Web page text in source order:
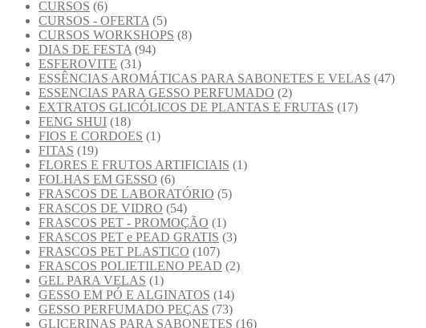
CURSOS (6)
CURSOS - OFERTA (5)
CURSOS WORKSHOPS (8)
DIAS DE FESTA (94)
ESFEROVITE (31)
ESSÊNCIAS AROMÁTICAS PARA SABONETES E VELAS (47)
ESSENCIAS PARA GESSO PERFUMADO (2)
EXTRATOS GLICÓLICOS DE PLANTAS E FRUTAS (17)
FENG SHUI (18)
FIOS E CORDOES (1)
FITAS (19)
FLORES E FRUTOS ARTIFICIAIS (1)
FOLHAS EM GESSO (6)
FRASCOS DE LABORATÓRIO (5)
FRASCOS DE VIDRO (54)
FRASCOS PET - PROMOÇÃO (1)
FRASCOS PET e PEAD GRATIS (3)
FRASCOS PET PLASTICO (107)
FRASCOS POLIETILENO PEAD (2)
GEL PARA VELAS (1)
GESSO EM PÓ E ALGINATOS (14)
GESSO PERFUMADO PEÇAS (73)
GLICERINAS PARA SABONETES (16)